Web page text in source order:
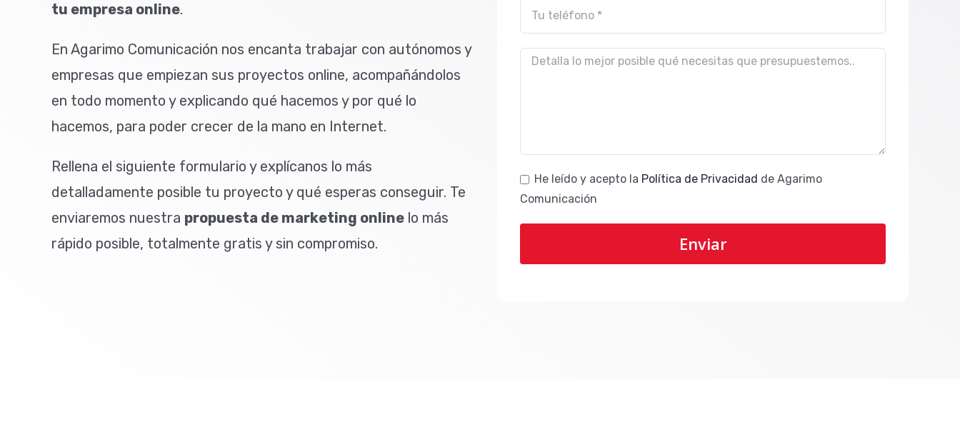
tu empresa online.
En Agarimo Comunicación nos encanta trabajar con autónomos y
empresas que empiezan sus proyectos online, acompañándolos
en todo momento y explicando qué hacemos y por qué lo
hacemos, para poder crecer de la mano en Internet.
Rellena el siguiente formulario y explícanos lo más
detalladamente posible tu proyecto y qué esperas conseguir. Te
enviaremos nuestra propuesta de marketing onlinelo más
rápido posible, totalmente gratis y sin compromiso.
He leído y acepto la Política de Privacidad de Agarimo
Comunicación